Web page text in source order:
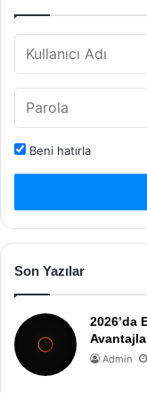
Beni hatırla
Son Yazılar
2026’da
Admin